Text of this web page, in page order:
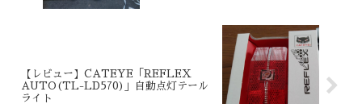
【レビュー】CATEYE「REFLEX
AUTO(TL-LD570)」自動点灯テール
ライト